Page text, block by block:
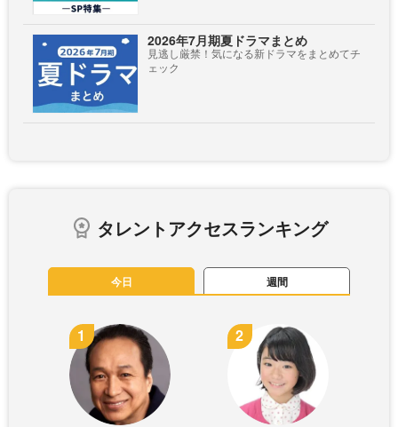
2026年7月期夏ドラマまとめ
見逃し厳禁！気になる新ドラマをまとめてチ
ェック
タレントアクセスランキング
今日 週間